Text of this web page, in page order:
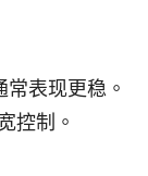
表现更稳。
控制。